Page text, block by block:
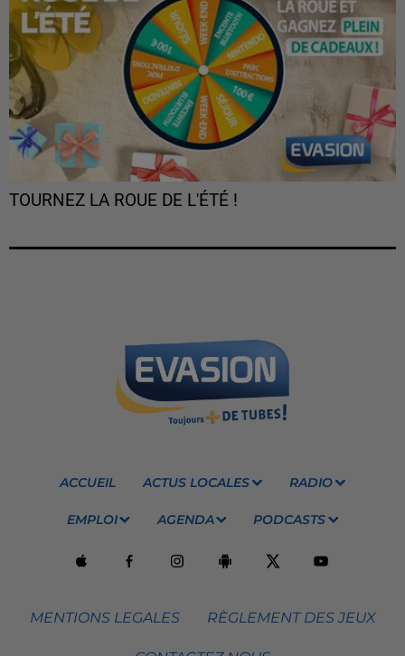
TOURNEZ LA ROUE DE L'ÉTÉ !
ACCUEIL ACTUS LOCALES RADIO
EMPLOI AGENDA PODCASTS
MENTIONS LEGALES RÈGLEMENT DES JEUX